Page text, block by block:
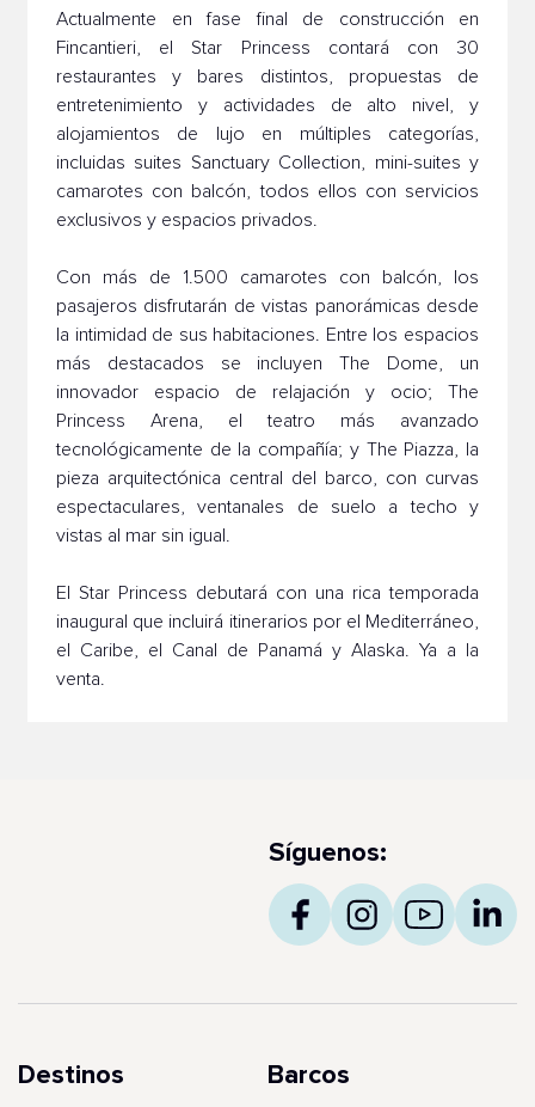
Actualmente en fase final de construcción en
Fincantieri, el Star Princess contará con 30
restaurantes y bares distintos, propuestas de
entretenimiento y actividades de alto nivel, y
alojamientos de lujo en múltiples categorías,
incluidas suites Sanctuary Collection, mini-suites y
camarotes con balcón, todos ellos con servicios
exclusivos y espacios privados.
Con más de 1.500 camarotes con balcón, los
pasajeros disfrutarán de vistas panorámicas desde
la intimidad de sus habitaciones. Entre los espacios
más destacados se incluyen The Dome, un
innovador espacio de relajación y ocio; The
Princess Arena, el teatro más avanzado
tecnológicamente de la compañía; y The Piazza, la
pieza arquitectónica central del barco, con curvas
espectaculares, ventanales de suelo a techo y
vistas al mar sin igual.
El Star Princess debutará con una rica temporada
inaugural que incluirá itinerarios por el Mediterráneo,
el Caribe, el Canal de Panamá y Alaska. Ya a la
venta.
Síguenos:
Destinos Barcos